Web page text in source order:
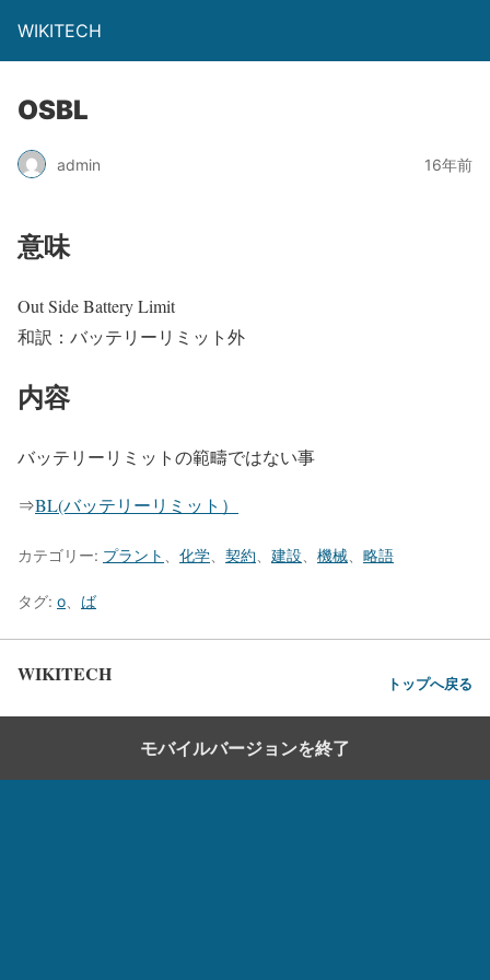
WIKITECH
OSBL
admin 16年前
意味
Out Side Battery Limit
和訳：バッテリーリミット外
内容
バッテリーリミットの範疇ではない事
⇒BL(バッテリーリミット）
カテゴリー: プラント 化学 契約 建設 機械 略語
タグ: o ば
WIKITECH トップへ戻る
モバイルバージョンを終了